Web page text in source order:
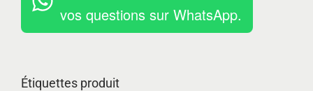
vos questions sur WhatsApp.
Étiquettes produit